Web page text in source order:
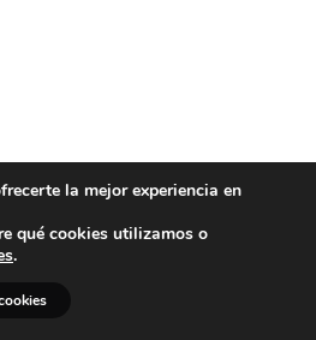
la mejor experiencia en
qué cookies utilizamos o
.